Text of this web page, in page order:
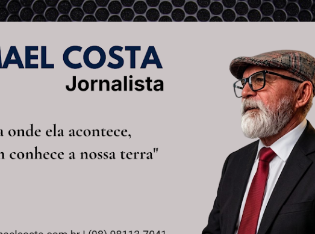
Pular para o conteúdo principal